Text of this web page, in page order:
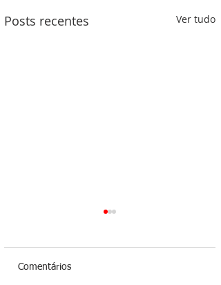
Posts recentes Ver tudo
Comentários